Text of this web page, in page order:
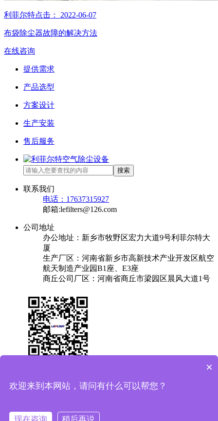
利菲尔特点击： 2022-06-07
布袋除尘器故障的解决方法
在线咨询
提供需求
产品选型
方案设计
生产安装
售后服务
搜索
联系我们
电话：17637315927
邮箱:lefilters@126.com
公司地址
办公地址：新乡市牧野区宏力大道9号利菲尔特大
厦
生产厂区：河南省新乡市高新技术产业开发区航空
航天制造产业园B1座、E3座
商丘公司厂区：河南省商丘市梁园区晨风大道1号
Copyright © 2025 利菲尔特（商标：菲瑞达） 版权所有
×
欢迎来到本网站，请问有什么可以帮您？
现在咨询 稍后再说